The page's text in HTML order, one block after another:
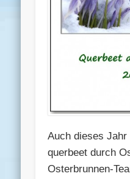
Auch dieses
querbeet durch
Osterbrunnen-